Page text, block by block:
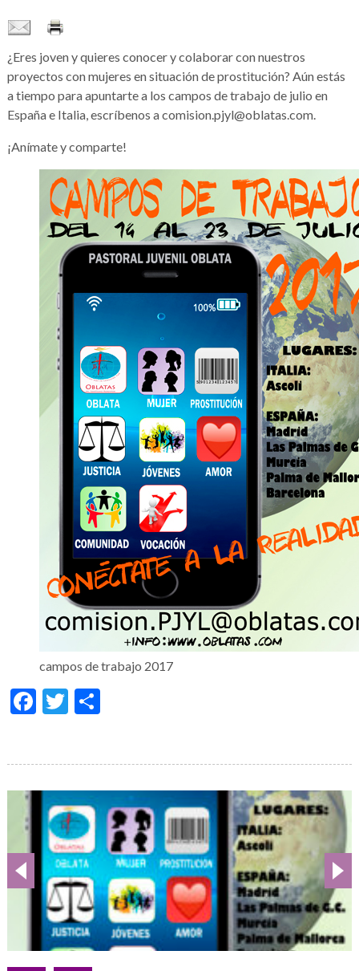
¿Eres joven y quieres conocer y colaborar con nuestros
proyectos con mujeres en situación de prostitución? Aún estás
a tiempo para apuntarte a los campos de trabajo de julio en
España e Italia, escríbenos a comision.pjyl@oblatas.com.
¡Anímate y comparte!
campos de trabajo 2017
Facebook
Twitter
Share
de
imágenes